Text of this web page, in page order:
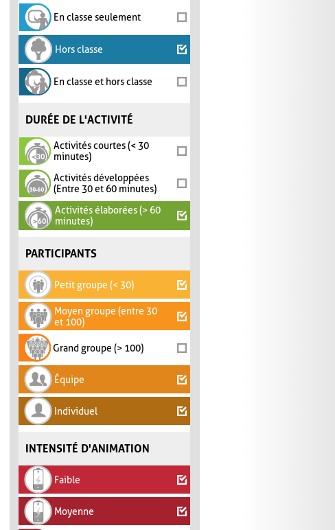
En classe seulement
Hors classe
En classe et hors classe
DURÉE DE L'ACTIVITÉ
Activités courtes (< 30
minutes)
Activités développées
(Entre 30 et 60 minutes)
Activités élaborées (> 60
minutes)
PARTICIPANTS
Petit groupe (< 30)
Moyen groupe (entre 30
et 100)
Grand groupe (> 100)
Équipe
Individuel
INTENSITÉ D'ANIMATION
Faible
Moyenne